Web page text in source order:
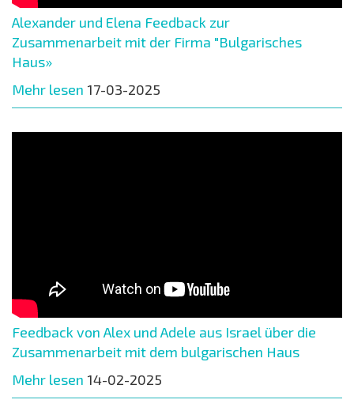
Alexander und Elena Feedback zur
Zusammenarbeit mit der Firma "Bulgarisches
Haus»
Mehr lesen 17-03-2025
Feedback von Alex und Adele aus Israel über die
Zusammenarbeit mit dem bulgarischen Haus
Mehr lesen 14-02-2025